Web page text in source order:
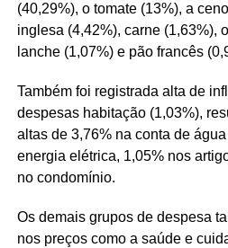
(40,29%), o tomate (13%), a
inglesa (4,42%), carne (1,63%),
lanche (1,07%) e pão francês
Também foi registrada alta de
despesas habitação (1,03%),
altas de 3,76% na conta de
energia elétrica, 1,05% nos
no condomínio.
Os demais grupos de despesa
nos preços como a saúde e